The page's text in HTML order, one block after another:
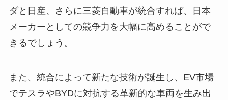
ダと日産、さらに三菱自動車が統合すれば、日本
メーカーとしての競争力を大幅に高めることがで
きるでしょう。
また、統合によって新たな技術が誕生し、EV市場
でテスラやBYDに対抗する革新的な車両を生み出